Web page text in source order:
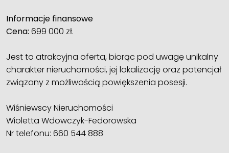
Informacje finansowe
Cena: 699 000 zł.
Jest to atrakcyjna oferta, biorąc pod uwagę unikalny
charakter nieruchomości, jej lokalizację oraz potencjał
związany z możliwością powiększenia posesji.
Wiśniewscy Nieruchomości
Wioletta Wdowczyk-Fedorowska
Nr telefonu: 660 544 888